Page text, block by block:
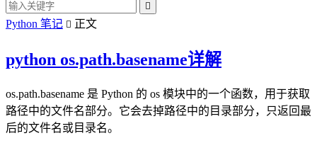

Python 笔记  正文
python os.path.basename详解
os.path.basename 是 Python 的 os 模块中的一个函数，用于获取
路径中的文件名部分。它会去掉路径中的目录部分，只返回最
后的文件名或目录名。